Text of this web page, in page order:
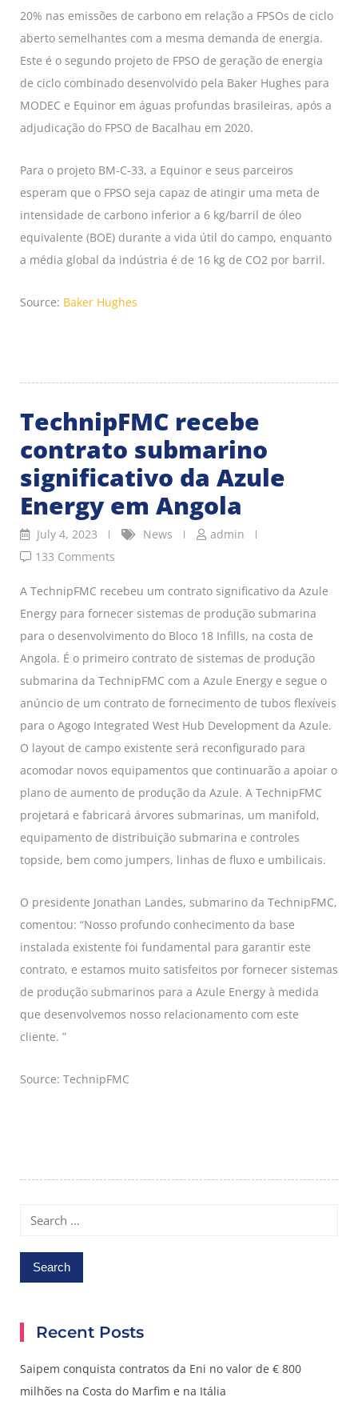
20% nas emissões de carbono em relação a FPSOs de ciclo
aberto semelhantes com a mesma demanda de energia.
Este é o segundo projeto de FPSO de geração de energia
de ciclo combinado desenvolvido pela Baker Hughes para
MODEC e Equinor em águas profundas brasileiras, após a
adjudicação do FPSO de Bacalhau em 2020.
Para o projeto BM-C-33, a Equinor e seus parceiros
esperam que o FPSO seja capaz de atingir uma meta de
intensidade de carbono inferior a 6 kg/barril de óleo
equivalente (BOE) durante a vida útil do campo, enquanto
a média global da indústria é de 16 kg de CO2 por barril.
Source: Baker Hughes
TechnipFMC recebe
contrato submarino
significativo da Azule
Energy em Angola
July 4, 2023 News
admin
133 Comments
A TechnipFMC recebeu um contrato significativo da Azule
Energy para fornecer sistemas de produção submarina
para o desenvolvimento do Bloco 18 Infills, na costa de
Angola. É o primeiro contrato de sistemas de produção
submarina da TechnipFMC com a Azule Energy e segue o
anúncio de um contrato de fornecimento de tubos flexíveis
para o Agogo Integrated West Hub Development da Azule.
O layout de campo existente será reconfigurado para
acomodar novos equipamentos que continuarão a apoiar o
plano de aumento de produção da Azule. A TechnipFMC
projetará e fabricará árvores submarinas, um manifold,
equipamento de distribuição submarina e controles
topside, bem como jumpers, linhas de fluxo e umbilicais.
O presidente Jonathan Landes, submarino da TechnipFMC,
comentou: “Nosso profundo conhecimento da base
instalada existente foi fundamental para garantir este
contrato, e estamos muito satisfeitos por fornecer sistemas
de produção submarinos para a Azule Energy à medida
que desenvolvemos nosso relacionamento com este
cliente. ”
Source: TechnipFMC
Search
Recent Posts
Saipem conquista contratos da Eni no valor de € 800
milhões na Costa do Marfim e na Itália